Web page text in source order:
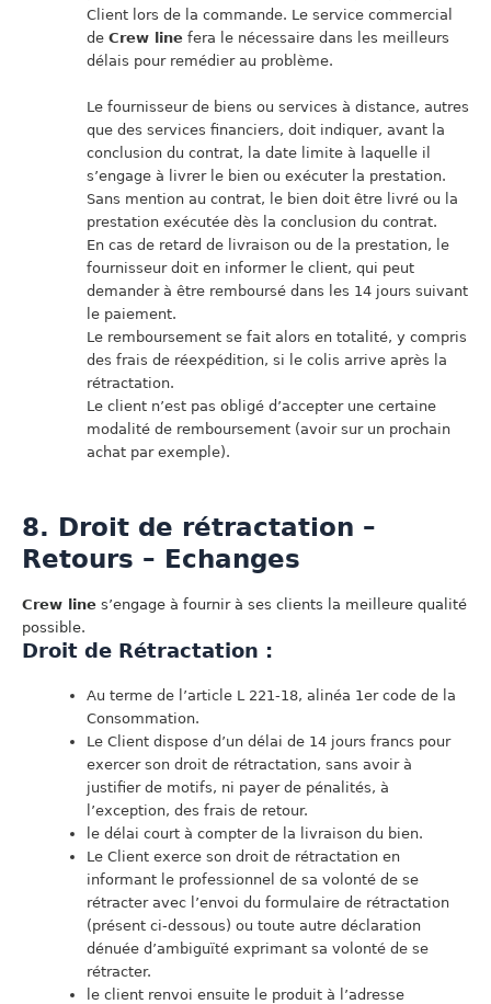
Client lors de la commande. Le service commercial
deCrew line fera le nécessaire dans les meilleurs
délais pour remédier au problème.
Le fournisseur de biens ou services à distance, autres
que des services financiers, doit indiquer, avant la
conclusion du contrat, la date limite à laquelle il
s’engage à livrer le bien ou exécuter la prestation.
Sans mention au contrat, le bien doit être livré ou la
prestation exécutée dès la conclusion du contrat.
En cas de retard de livraison ou de la prestation, le
fournisseur doit en informer le client, qui peut
demander à être remboursé dans les 14 jours suivant
le paiement.
Le remboursement se fait alors en totalité, y compris
des frais de réexpédition, si le colis arrive après la
rétractation.
Le client n’est pas obligé d’accepter une certaine
modalité de remboursement (avoir sur un prochain
achat par exemple).
8. Droit de rétractation –
Retours – Echanges
Crew lines’engage à fournir à ses clients la meilleure qualité
possible.
Droit de Rétractation :
Au terme de l’article L 221-18, alinéa 1er code de la
Consommation.
Le Client dispose d’un délai de 14 jours francs pour
exercer son droit de rétractation, sans avoir à
justifier de motifs, ni payer de pénalités, à
l’exception, des frais de retour.
le délai court à compter de la livraison du bien.
Le Client exerce son droit de rétractation en
informant le professionnel de sa volonté de se
rétracter avec l’envoi du formulaire de rétractation
(présent ci-dessous) ou toute autre déclaration
dénuée d’ambiguïté exprimant sa volonté de se
rétracter.
le client renvoi ensuite le produit à l’adresse